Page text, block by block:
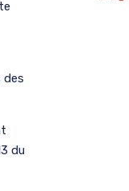
des
du